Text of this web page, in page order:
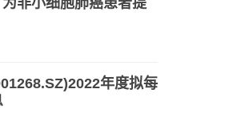
非小细胞肺癌患者提
年度拟每